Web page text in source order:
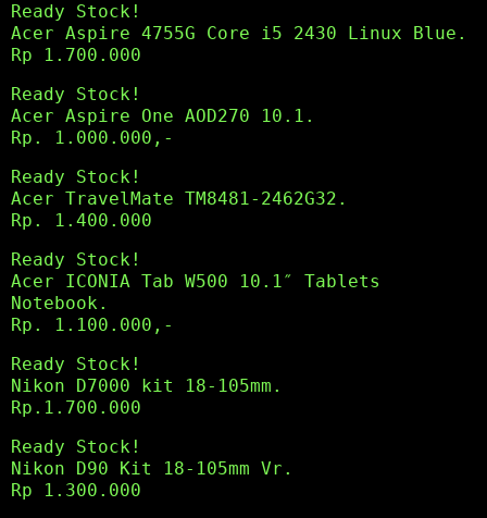
Ready Stock!
Acer Aspire 4755G Core i5 2430 Linux Blue.
Rp 1.700.000
Ready Stock!
Acer Aspire One AOD270 10.1.
Rp. 1.000.000,-
Ready Stock!
Acer TravelMate TM8481-2462G32.
Rp. 1.400.000
Ready Stock!
Acer ICONIA Tab W500 10.1″ Tablets
Notebook.
Rp. 1.100.000,-
Ready Stock!
Nikon D7000 kit 18-105mm.
Rp.1.700.000
Ready Stock!
Nikon D90 Kit 18-105mm Vr.
Rp 1.300.000